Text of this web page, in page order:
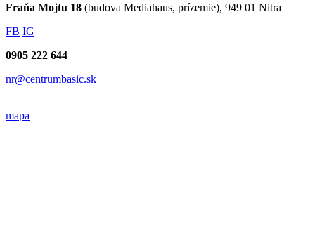
Fraňa Mojtu 18 (budova Mediahaus, prízemie), 949 01 Nitra
FB IG
0905 222 644
nr@centrumbasic.sk
mapa